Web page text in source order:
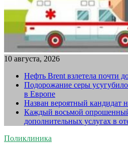
10 августа, 2026
Нефть Brent взлетела почти
Подорожание серы
в Европе
Назван вероятный кандидат
Каждый восьмой опрошенный
дополнительных услугах в
Поликлиника